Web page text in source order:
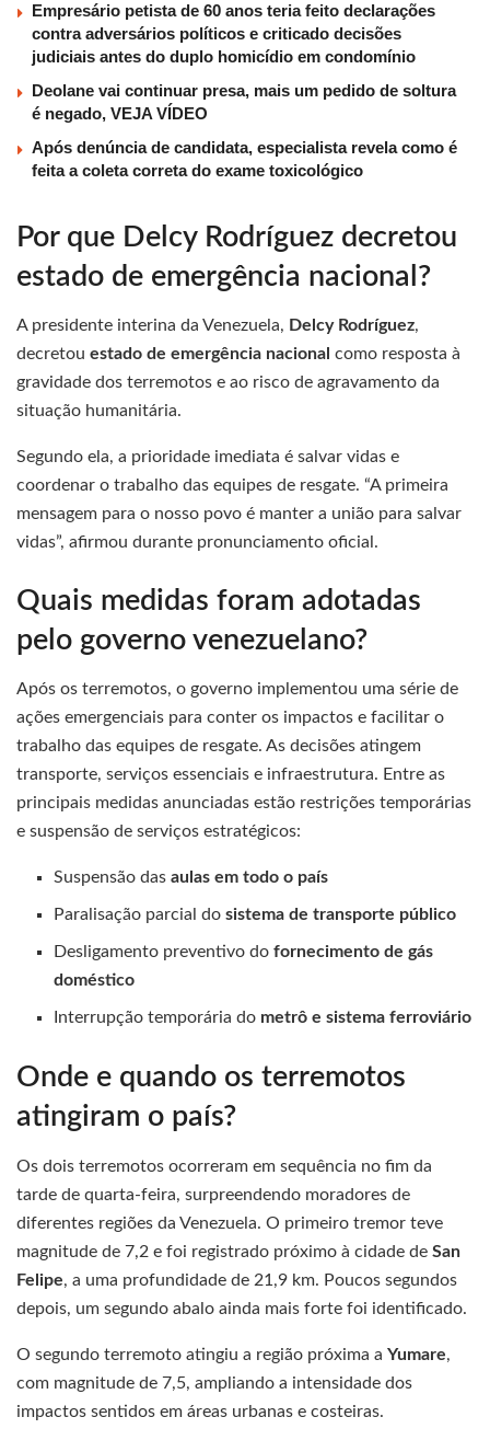
Empresário petista de 60 anos teria feito declarações
contra adversários políticos e criticado decisões
judiciais antes do duplo homicídio em condomínio
Deolane vai continuar presa, mais um pedido de soltura
é negado, VEJA VÍDEO
Após denúncia de candidata, especialista revela como é
feita a coleta correta do exame toxicológico
Por que Delcy Rodríguez decretou
estado de emergência nacional?
A presidente interina da Venezuela, Delcy Rodríguez,
decretou estado de emergência nacional como resposta à
gravidade dos terremotos e ao risco de agravamento da
situação humanitária.
Segundo ela, a prioridade imediata é salvar vidas e
coordenar o trabalho das equipes de resgate. “A primeira
mensagem para o nosso povo é manter a união para salvar
vidas”, afirmou durante pronunciamento oficial.
Quais medidas foram adotadas
pelo governo venezuelano?
Após os terremotos, o governo implementou uma série de
ações emergenciais para conter os impactos e facilitar o
trabalho das equipes de resgate. As decisões atingem
transporte, serviços essenciais e infraestrutura. Entre as
principais medidas anunciadas estão restrições temporárias
e suspensão de serviços estratégicos:
Suspensão dasaulas em todo o país
Paralisação parcial dosistema de transporte público
Desligamento preventivo dofornecimento de gás
doméstico
Interrupção temporária do metrô e sistema ferroviário
Onde e quando os terremotos
atingiram o país?
Os dois terremotos ocorreram em sequência no fim da
tarde de quarta-feira, surpreendendo moradores de
diferentes regiões da Venezuela. O primeiro tremor teve
magnitude de 7,2 e foi registrado próximo à cidade de San
Felipe, a uma profundidade de 21,9 km. Poucos segundos
depois, um segundo abalo ainda mais forte foi identificado.
O segundo terremoto atingiu a região próxima a Yumare,
com magnitude de 7,5, ampliando a intensidade dos
impactos sentidos em áreas urbanas e costeiras.